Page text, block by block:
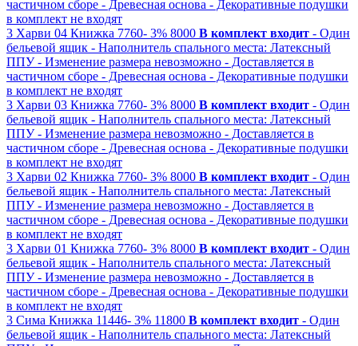
частичном сборе - Древесная основа - Декоративные подушки
в комплект не входят
3 Харви 04 Книжка 7760- 3% 8000 В комплект входит - Один
бельевой ящик - Наполнитель спального места: Латексный
ППУ - Изменение размера невозможно - Доставляется в
частичном сборе - Древесная основа - Декоративные подушки
в комплект не входят
3 Харви 03 Книжка 7760- 3% 8000 В комплект входит - Один
бельевой ящик - Наполнитель спального места: Латексный
ППУ - Изменение размера невозможно - Доставляется в
частичном сборе - Древесная основа - Декоративные подушки
в комплект не входят
3 Харви 02 Книжка 7760- 3% 8000 В комплект входит - Один
бельевой ящик - Наполнитель спального места: Латексный
ППУ - Изменение размера невозможно - Доставляется в
частичном сборе - Древесная основа - Декоративные подушки
в комплект не входят
3 Харви 01 Книжка 7760- 3% 8000 В комплект входит - Один
бельевой ящик - Наполнитель спального места: Латексный
ППУ - Изменение размера невозможно - Доставляется в
частичном сборе - Древесная основа - Декоративные подушки
в комплект не входят
3 Сима Книжка 11446- 3% 11800 В комплект входит - Один
бельевой ящик - Наполнитель спального места: Латексный